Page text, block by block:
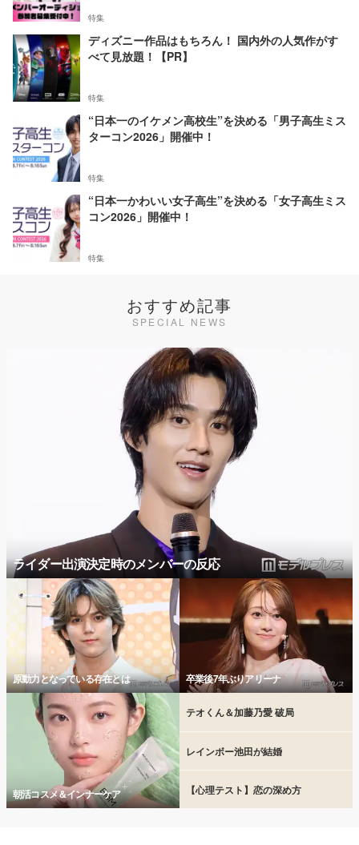
特集
ディズニー作品はもちろん！ 国内外の人気作がす
べて見放題！【PR】
特集
“日本一のイケメン高校生”を決める「男子高生ミス
ターコン2026」開催中！
特集
“日本一かわいい女子高生”を決める「女子高生ミス
コン2026」開催中！
特集
おすすめ記事
SPECIAL NEWS
ライダー出演決定時のメンバーの反応
原動力となっている存在とは 卒業後7年ぶりアリーナ
朝活コスメ＆インナーケア
テオくん＆加藤乃愛 破局
レインボー池田が結婚
【心理テスト】恋の深め方